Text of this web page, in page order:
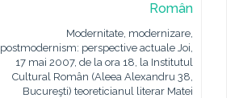
Român
Modernitate, modernizare,
postmodernism: perspective actuale Joi,
17 mai 2007, de la ora 18, la Institutul
Cultural Român (Aleea Alexandru 38,
Bucureşti) teoreticianul literar Matei